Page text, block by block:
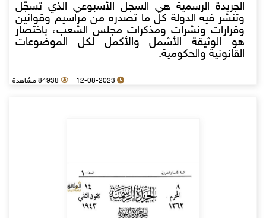
الجريدة الرسمية هي السجل الأسبوعي الذي تسجّل
وتنشر فيه الدولة كل ما تصدره من مراسيم وقوانين
وقرارات ونشرات ومذكرات مجلس الشعب، باختصار
هو الوثيقة الأشمل والأكمل لكل الموضوعات
القانونية والحكومية.
12-08-2023 84938 مشاهدة